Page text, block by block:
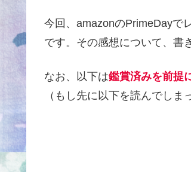
今回、amazonのPrimeDayで
です。その感想について、書
なお、以下は鑑賞済みを前提
（もし先に以下を読んでしま